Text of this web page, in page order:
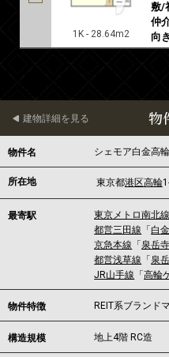
1K - 28.64m2
敷/
仲
向
物
建物詳細を見る
物件名 シェモア白金高輪
所在地 東京都港区高輪
最寄駅 東京メトロ南北線
都営三田線 「 白
京急本線 「 泉岳
都営浅草線 「 泉
JR山手線 「高輪
物件特徴 REIT系ブランド
構造規模 地上4階 RC造